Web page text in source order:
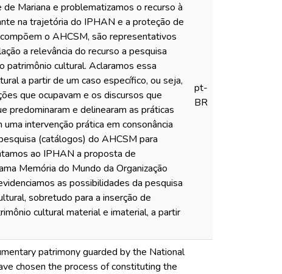
Mariana e problematizamos o recurso à
na trajetória do IPHAN e a proteção de
o AHCSM, são representativos
a relevância do recurso a pesquisa
patrimônio cultural. Aclaramos essa
a partir de um caso específico, ou seja,
que ocupavam e os discursos que
predominaram e delinearam as práticas
intervenção prática em consonância
(catálogos) do AHCSM para
ao IPHAN a proposta de
Memória do Mundo da Organização
as possibilidades da pesquisa
sobretudo para a inserção de
cultural material e imaterial, a partir
pt-
BR
patrimony guarded by the National
chosen the process of constituting the